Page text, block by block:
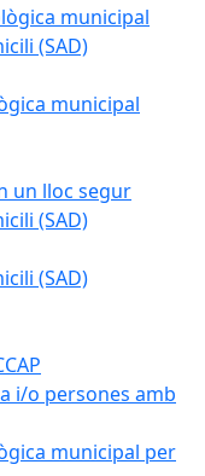
municipal
(SAD)
municipal
un lloc segur
(SAD)
(SAD)
i/o persones amb
municipal per